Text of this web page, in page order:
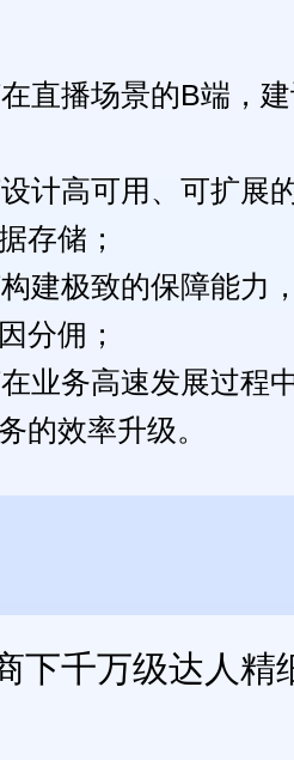
直播场景的B端，
计高可用、可扩展
存储；
建极致的保障能力
分佣；
业务高速发展过程
的效率升级。
下千万级达人精